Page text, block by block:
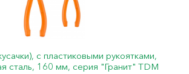
с пластиковыми рукоятками,
сталь, 160 мм, серия "Гранит" TDM